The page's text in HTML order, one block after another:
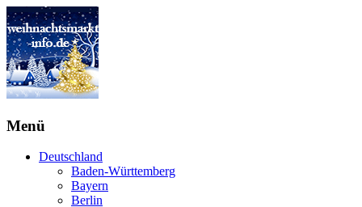
Menü
Deutschland
Baden-Württemberg
Bayern
Berlin